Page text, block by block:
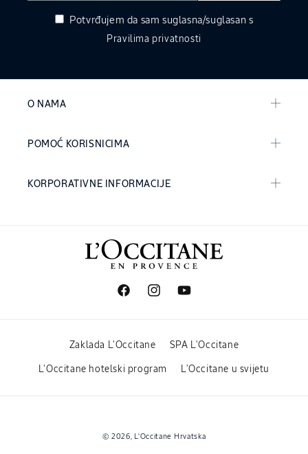
Potvrđujem da sam suglasna/suglasan s
Pravilima privatnosti
O NAMA
POMOĆ KORISNICIMA
KORPORATIVNE INFORMACIJE
FacebookInstagramYouTube
Zaklada L'Occitane SPA L'Occitane
L'Occitane hotelski program L'Occitane u svijetu
© 2026, L'Occitane Hrvatska